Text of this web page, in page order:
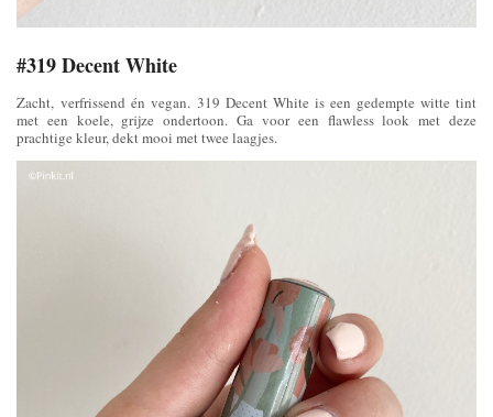
#319 Decent White
Zacht, verfrissend én vegan. 319 Decent White is een gedempte witte tint
met een koele, grijze ondertoon. Ga voor een flawless look met deze
prachtige kleur, dekt mooi met twee laagjes.